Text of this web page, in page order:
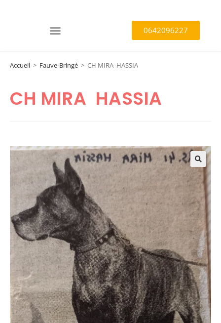
0642096227
Accueil > Fauve-Bringé > CH MIRA HASSIA
CH MIRA HASSIA
🔍